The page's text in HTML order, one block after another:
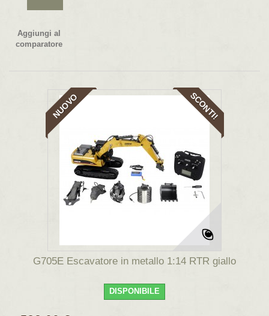
Aggiungi al
comparatore
NUOVO SCONTI!
G705E Escavatore in metallo 1:14 RTR giallo
DISPONIBILE